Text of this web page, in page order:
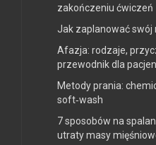
zakończeniu ćwiczeń
Jak zaplanować swój
Afazja: rodzaje,
przewodnik dla
Metody prania:
soft‑wash
7 sposobów na
utraty masy